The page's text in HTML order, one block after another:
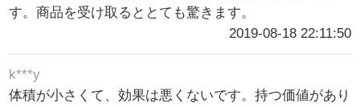
す。商品を受け取るととても驚きます。
2019-08-18 22:11:50
k***y
体積が小さくて、効果は悪くないです。持つ価値があり